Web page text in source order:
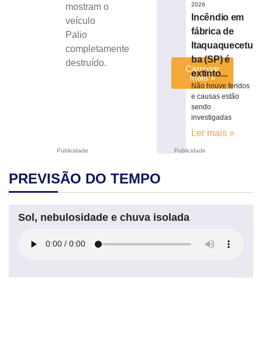
Publicidade
mostram o
veículo
Palio
completamente
destruído.
Carregar
mais »
Publicidade
2026
Incêndio em
fábrica de
Itaquaquecetu
ba (SP) é
extinto...
Não houve feridos
e causas estão
sendo
investigadas
Ler mais »
PREVISÃO DO TEMPO
Sol, nebulosidade e chuva isolada